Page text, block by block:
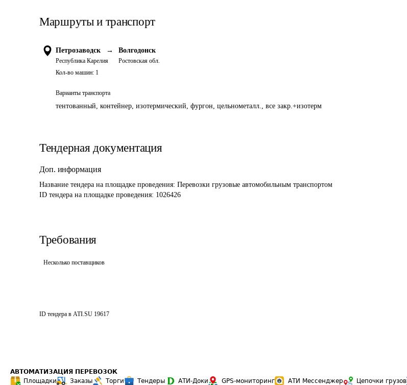
Маршруты и транспорт
Петрозаводск →
Республика Карелия
Волгодонск
Ростовская обл.
Кол-во машин: 1
Варианты транспорта
тентованный, контейнер, изотермический, фургон, цельнометалл., все закр.+изотерм
Тендерная документация
Доп. информация
Название тендера на площадке проведения: Перевозки грузовые автомобильным транспортом
ID тендера на площадке проведения: 1026426
Требования
Несколько поставщиков
ID тендера в ATI.SU 19617
АВТОМАТИЗАЦИЯ ПЕРЕВОЗОК
Площадки
Заказы Торги Тендеры АТИ-Доки GPS-мониторинг АТИ Мессенджер Цепочки грузов